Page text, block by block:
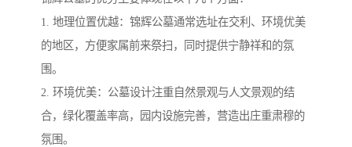
1. 地理位置优越：锦辉公墓通常选址在交利、环境优美
的地区，方便家属前来祭扫，同时提供宁静祥和的氛
围。
2. 环境优美：公墓设计注重自然景观与人文景观的结
合，绿化覆盖率高，园内设施完善，营造出庄重肃穆的
氛围。